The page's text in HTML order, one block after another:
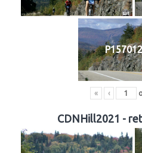
« ‹
CDNHill2021 -